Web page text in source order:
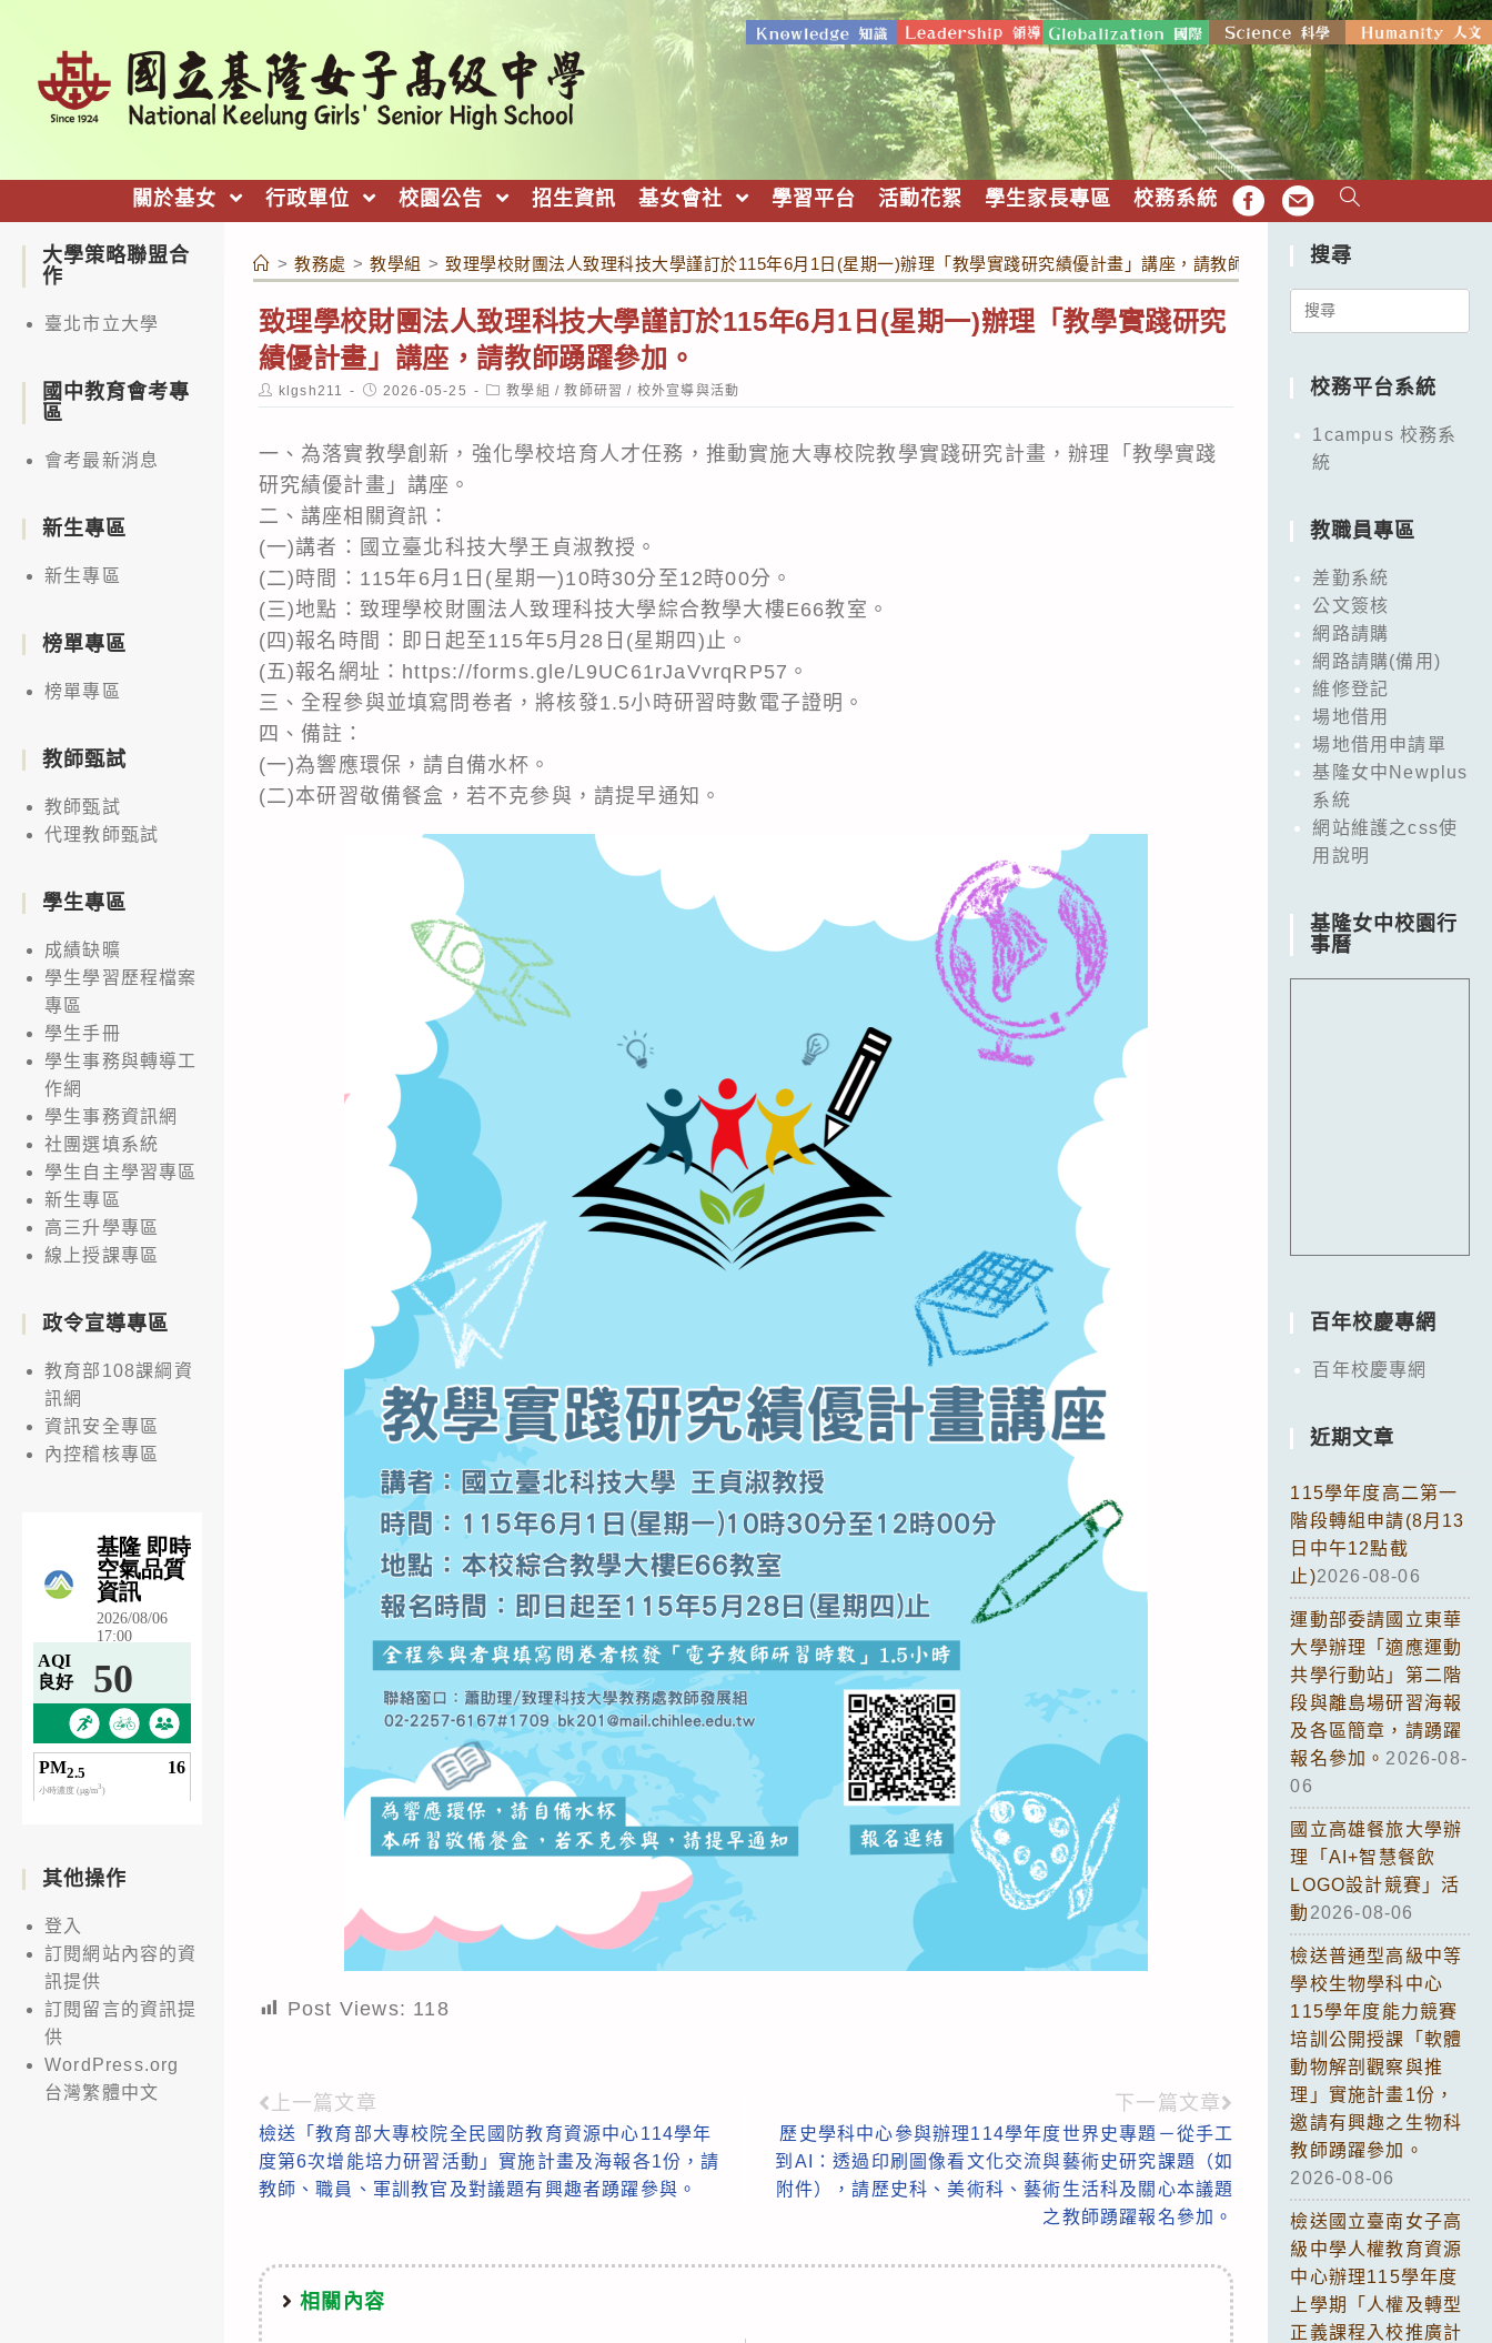
關於基女 行政單位 校園公告 招生資訊 基女會社 學習平台 活動花絮 學生家長專區 校務系統 FB EMAIL
> 教務處 > 教學組 > 致理學校財團法人致理科技大學謹訂於115年6月1日(星期一)辦理「教學實踐研究績優計畫」講座，請教師踴躍參加。
致理學校財團法人致理科技大學謹訂於115年6月1日(星期一)辦理「教學實踐研究
績優計畫」講座，請教師踴躍參加。
Post
author:
klgsh211
Post
published:
2026-05-25
Post
category:
教學組 / 教師研習 / 校外宣導與活動
一、為落實教學創新，強化學校培育人才任務，推動實施大專校院教學實踐研究計畫，辦理「教學實踐
研究績優計畫」講座。
二、講座相關資訊：
(一)講者：國立臺北科技大學王貞淑教授。
(二)時間：115年6月1日(星期一)10時30分至12時00分。
(三)地點：致理學校財團法人致理科技大學綜合教學大樓E66教室。
(四)報名時間：即日起至115年5月28日(星期四)止。
(五)報名網址：https://forms.gle/L9UC61rJaVvrqRP57。
三、全程參與並填寫問卷者，將核發1.5小時研習時數電子證明。
四、備註：
(一)為響應環保，請自備水杯。
(二)本研習敬備餐盒，若不克參與，請提早通知。
Post Views: 118
Read
more
articles
上一篇文章
檢送「教育部大專校院全民國防教育資源中心114學年
度第6次增能培力研習活動」實施計畫及海報各1份，請
教師、職員、軍訓教官及對議題有興趣者踴躍參與。
下一篇文章
歷史學科中心參與辦理114學年度世界史專題－從手工
到AI：透過印刷圖像看文化交流與藝術史研究課題（如
附件），請歷史科、美術科、藝術生活科及關心本議題
之教師踴躍報名參加。
相關內容
大學策略聯盟合
作
臺北市立大學
國中教育會考專
區
會考最新消息
新生專區
新生專區
榜單專區
榜單專區
教師甄試
教師甄試
代理教師甄試
學生專區
成績缺曠
學生學習歷程檔案
專區
學生手冊
學生事務與轉導工
作網
學生事務資訊網
社團選填系統
學生自主學習專區
新生專區
高三升學專區
線上授課專區
政令宣導專區
教育部108課綱資
訊網
資訊安全專區
內控稽核專區
其他操作
登入
訂閱網站內容的資
訊提供
訂閱留言的資訊提
供
WordPress.org
台灣繁體中文
搜尋
Search
校務平台系統
1campus 校務系
統
教職員專區
差勤系統
公文簽核
網路請購
網路請購(備用)
維修登記
場地借用
場地借用申請單
基隆女中Newplus
系統
網站維護之css使
用說明
基隆女中校園行
事曆
百年校慶專網
百年校慶專網
近期文章
115學年度高二第一
階段轉組申請(8月13
日中午12點截
止)2026-08-06
運動部委請國立東華
大學辦理「適應運動
共學行動站」第二階
段與離島場研習海報
及各區簡章，請踴躍
報名參加。 2026-08-
06
國立高雄餐旅大學辦
理「AI+智慧餐飲
LOGO設計競賽」活
動 2026-08-06
檢送普通型高級中等
學校生物學科中心
115學年度能力競賽
培訓公開授課「軟體
動物解剖觀察與推
理」實施計畫1份，
邀請有興趣之生物科
教師踴躍參加。
2026-08-06
檢送國立臺南女子高
級中學人權教育資源
中心辦理115學年度
上學期「人權及轉型
正義課程入校推廣計